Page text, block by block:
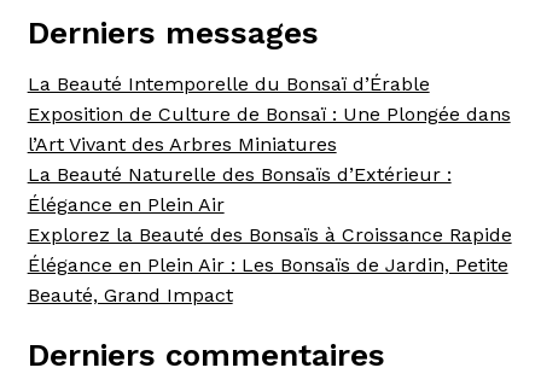
Derniers messages
La Beauté Intemporelle du Bonsaï d’Érable
Exposition de Culture de Bonsaï : Une Plongée dans
l’Art Vivant des Arbres Miniatures
La Beauté Naturelle des Bonsaïs d’Extérieur :
Élégance en Plein Air
Explorez la Beauté des Bonsaïs à Croissance Rapide
Élégance en Plein Air : Les Bonsaïs de Jardin, Petite
Beauté, Grand Impact
Derniers commentaires